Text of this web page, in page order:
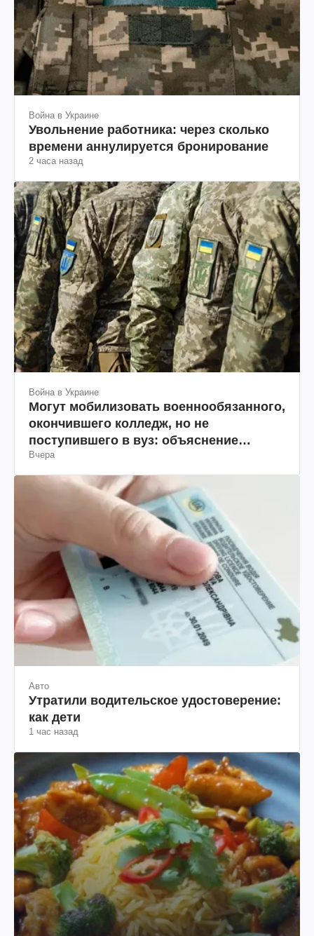
Война в Украине
Увольнение работника: через сколько
времени аннулируется бронирование
2 часа назад
Война в Украине
Могут мобилизовать военнообязанного,
окончившего колледж, но не
поступившего в вуз: объяснение
юриста
Вчера
Авто
Утратили водительское удостоверение:
как дети
1 час назад